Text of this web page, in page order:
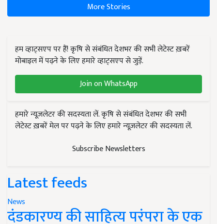
More Stories
हम व्हाट्सएप पर हैं! कृषि से संबंधित देशभर की सभी लेटेस्ट ख़बरें
मोबाइल में पढ़ने के लिए हमारे व्हाट्सएप से जुड़ें.
Join on WhatsApp
हमारे न्यूज़लेटर की सदस्यता लें. कृषि से संबंधित देशभर की सभी
लेटेस्ट ख़बरें मेल पर पढ़ने के लिए हमारे न्यूज़लेटर की सदस्यता लें.
Subscribe Newsletters
Latest feeds
News
दंडकारण्य की साहित्य परंपरा के एक